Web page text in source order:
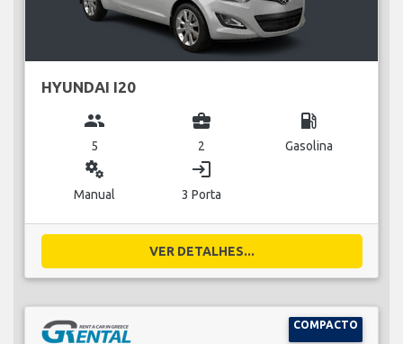
HYUNDAI I20
group
5
business_center
2
local_gas_station
Gasolina
miscellaneous_services
Manual
login
3 Porta
VER DETALHES...
COMPACTO